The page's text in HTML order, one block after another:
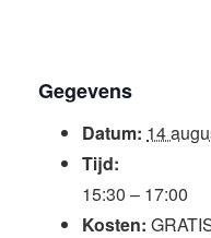
Gegevens
Datum: 14
Tijd:
15:30 – 17:00
Kosten: